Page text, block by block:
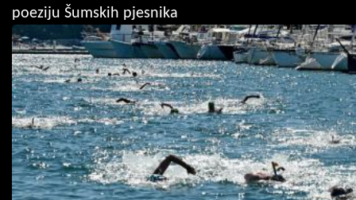
poeziju Šumskih pjesnika